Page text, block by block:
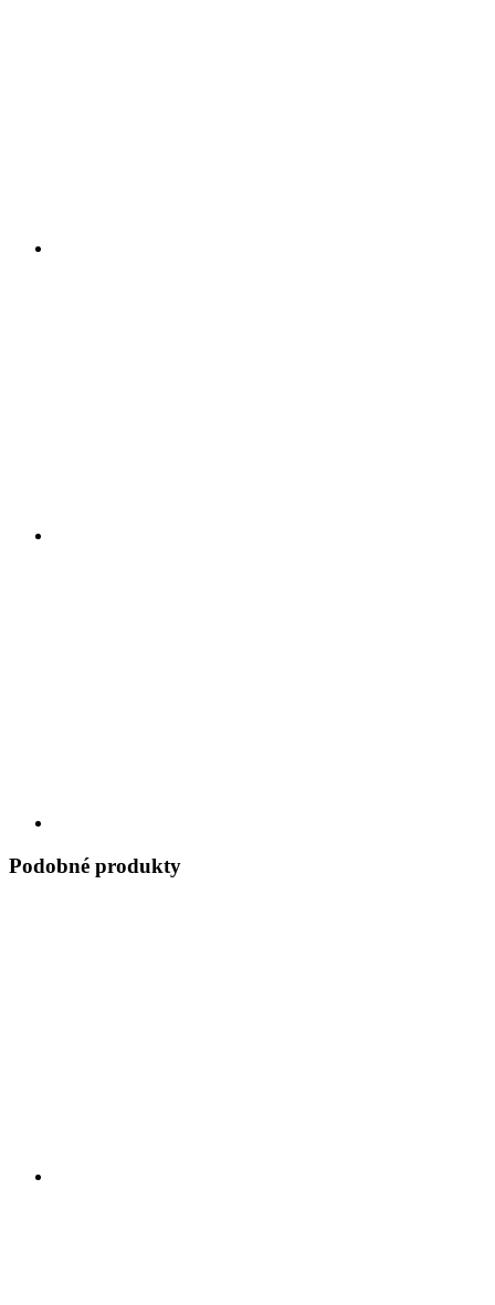
Podobné produkty